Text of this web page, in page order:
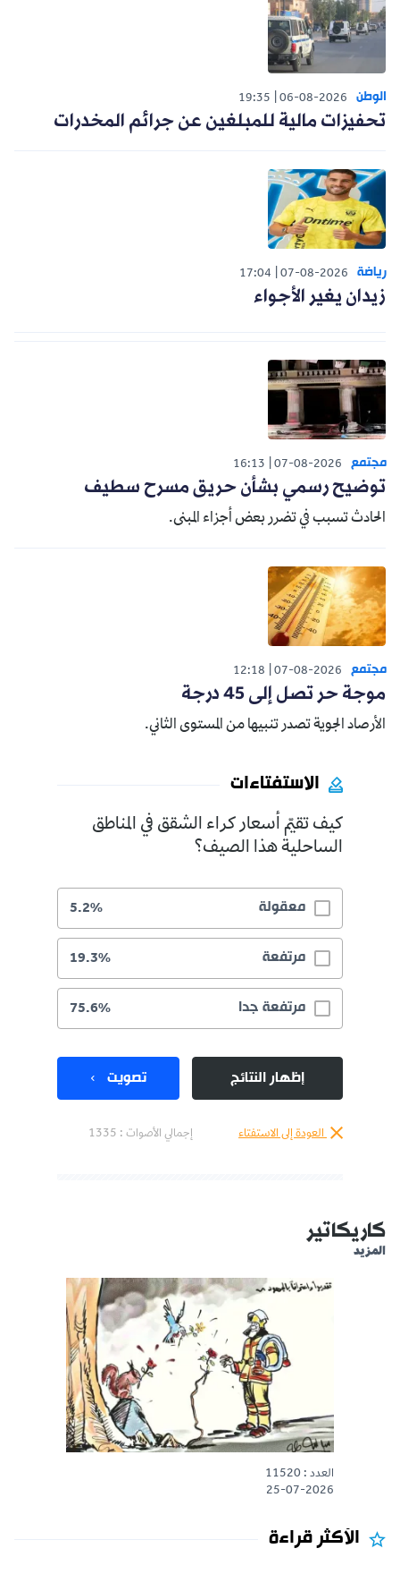
الوطن 06-08-2026
19:35
تحفيزات مالية للمبلغين عن جرائم المخدرات
رياضة 07-08-2026
17:04
زيدان يغير الأجواء
مجتمع 07-08-2026
16:13
توضيح رسمي بشأن حريق مسرح سطيف
الحادث تسبب في تضرر بعض أجزاء المبنى.
مجتمع 07-08-2026
12:18
موجة حر تصل إلى 45 درجة
الأرصاد الجوية تصدر تنبيها من المستوى الثاني.
الاستفتاءات
كيف تقيّم أسعار كراء الشقق في المناطق
الساحلية هذا الصيف؟
معقولة 5.2%
مرتفعة 19.3%
مرتفعة جدا 75.6%
إظهار النتائج تصويت
العودة إلى الاستفتاء إجمالي الأصوات : 1335
كاريكاتير
المزيد
العدد : 11520
25-07-2026
الأكثر قراءة